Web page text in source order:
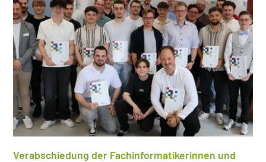
Verabschiedung der Fachinformatikerinnen und